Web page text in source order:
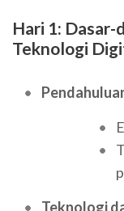
Hari 1: Dasar-
Teknologi
Teknologi